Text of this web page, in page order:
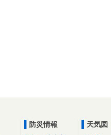
防災情報
天気図